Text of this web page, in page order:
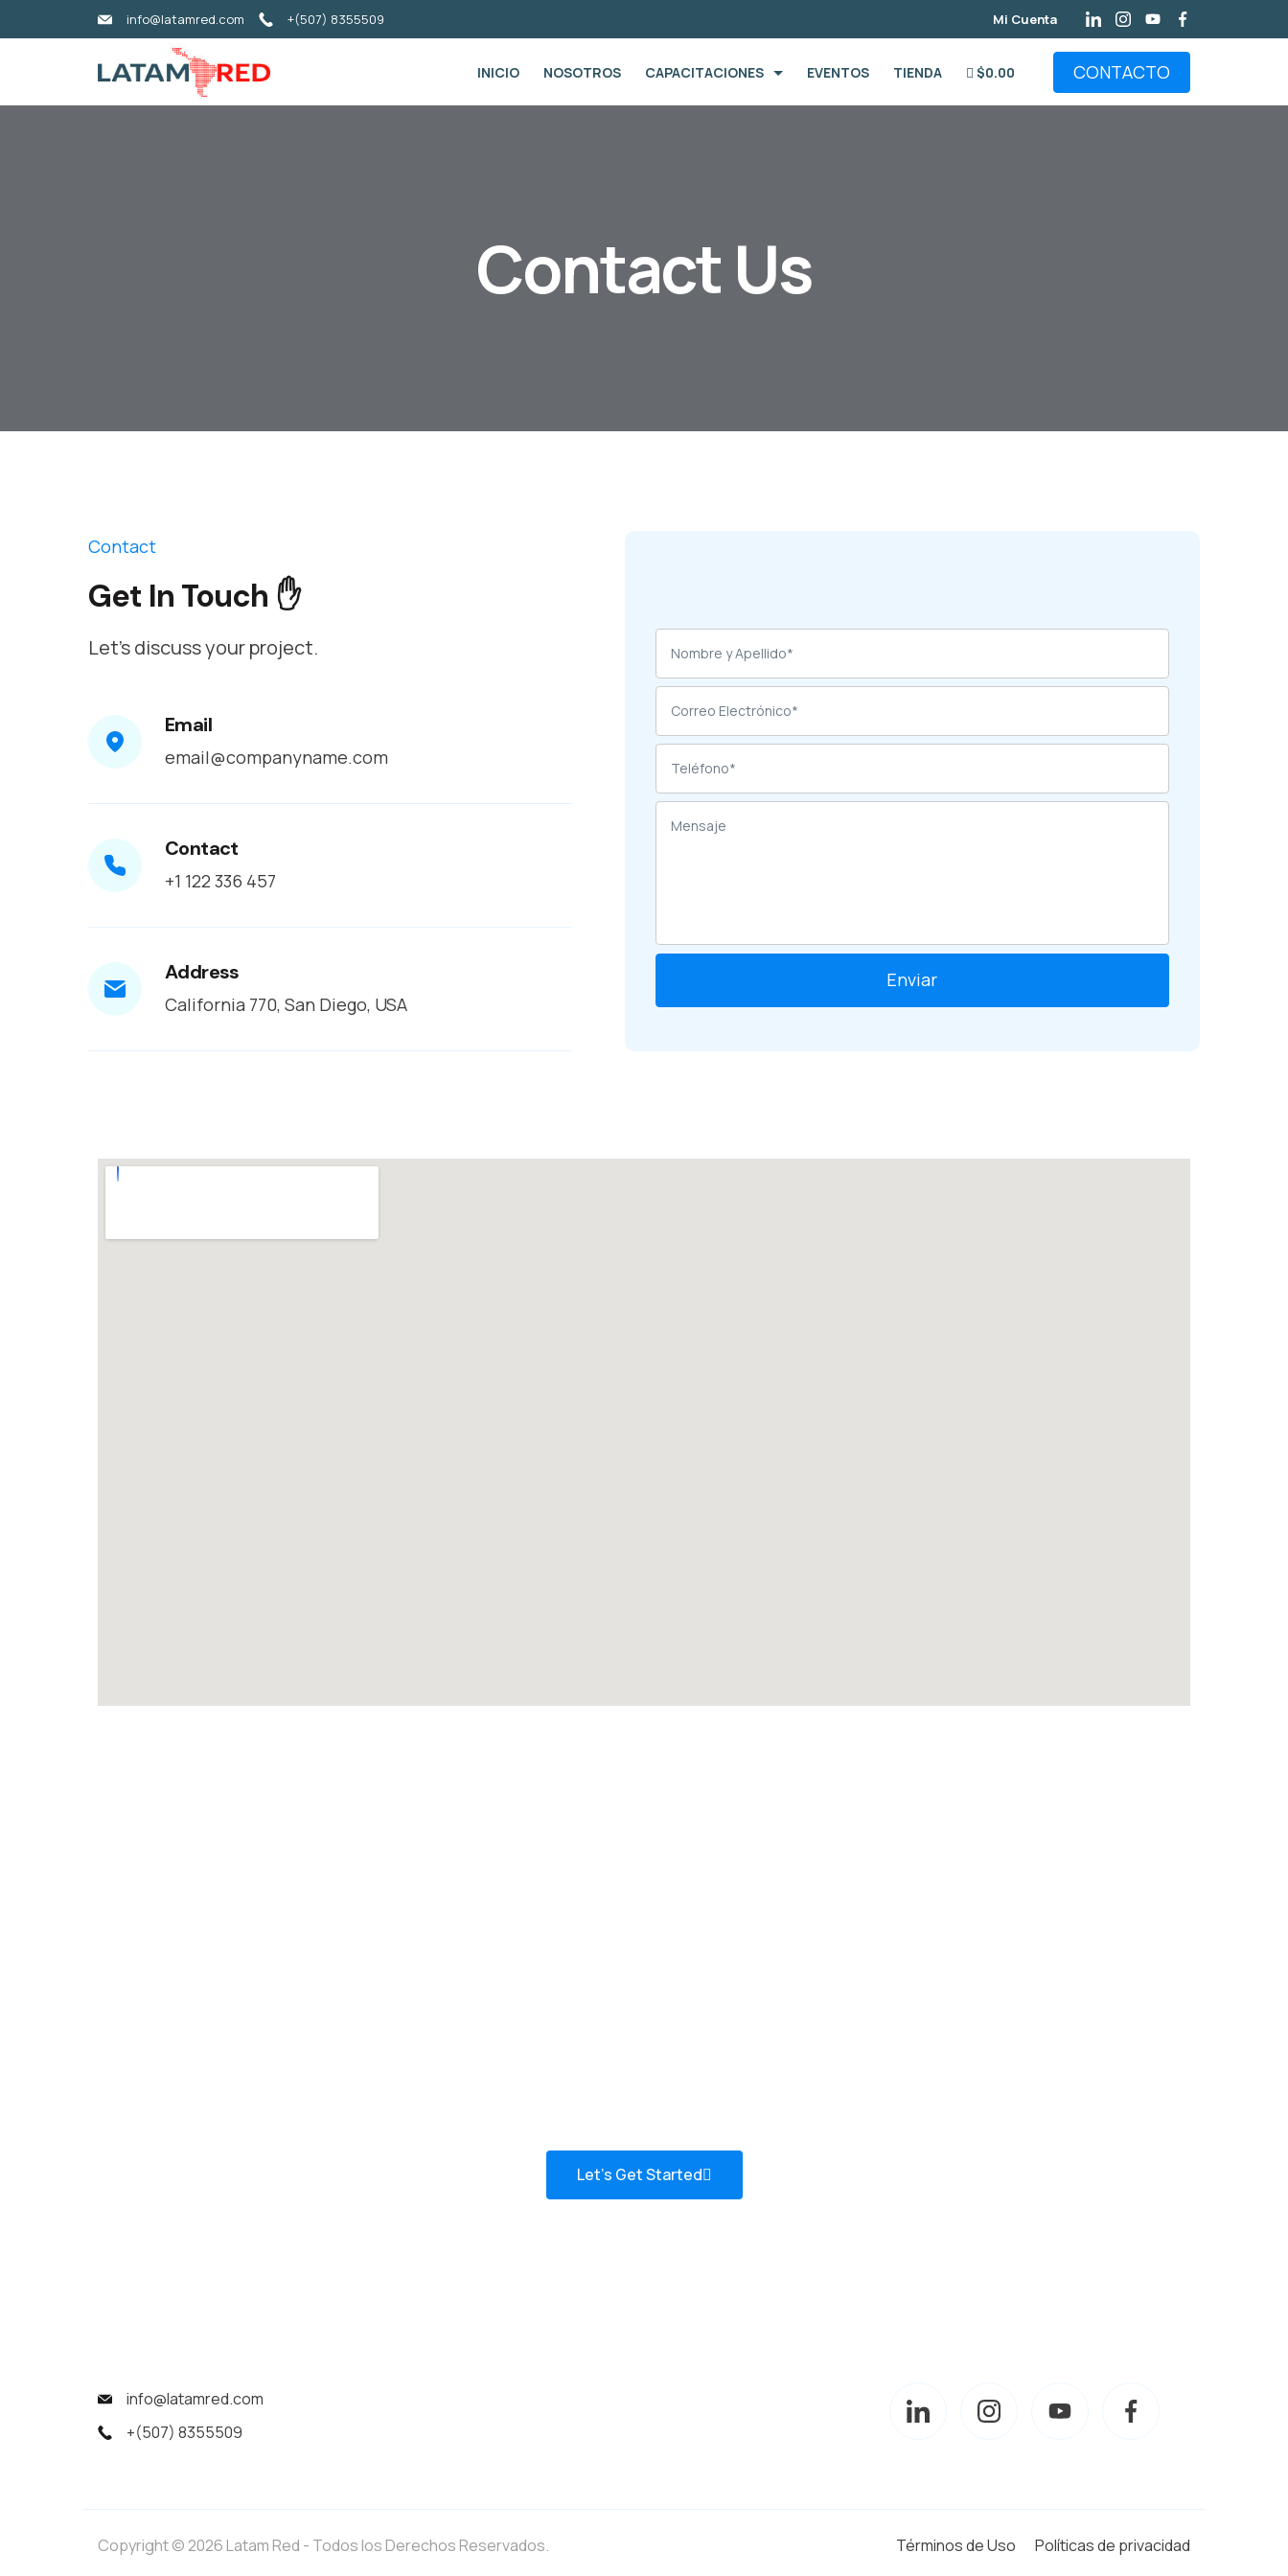
info@latamred.com +(507) 8355509 Mi Cuenta
INICIO NOSOTROS CAPACITACIONES EVENTOS TIENDA $0.00 CONTACTO
Contact Us
Contact
Get In Touch ✋
Let’s discuss your project.
Email
email@companyname.com
Contact
+1 122 336 457
Address
California 770, San Diego, USA
Let’s Get Started
info@latamred.com
+(507) 8355509
Copyright © 2026 Latam Red - Todos los Derechos Reservados. Términos de Uso Políticas de privacidad